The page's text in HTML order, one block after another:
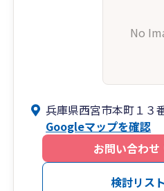
No
兵庫県西宮市本町１３
Googleマップを確認
お問い合わせ
検討リス